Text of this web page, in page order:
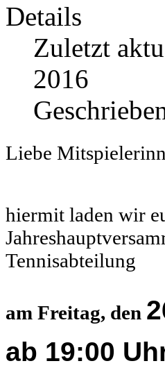
Details
Zuletzt
2016
Liebe
hiermit laden wir
Tennisabteilung
am Freitag, den
ab 19:00